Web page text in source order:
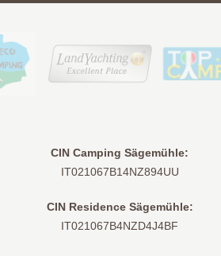
CIN Camping Sägemühle:
IT021067B14NZ894UU
CIN Residence Sägemühle:
IT021067B4NZD4J4BF